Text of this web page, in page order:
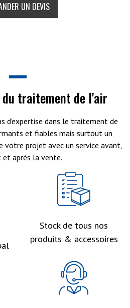
UN DEVIS
traitement de l'air
d’expertise dans le traitement de
et fiables mais surtout un
votre projet avec un service avant,
et après la vente.
Stock de tous nos
produits & accessoires